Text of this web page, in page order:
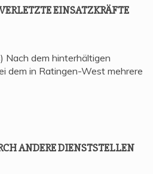
EIN­SATZ­KRÄF­TE
Nach dem hinterhältigen
dem in Ratingen-West mehrere
ANDE­RE DIENSTSTELLEN